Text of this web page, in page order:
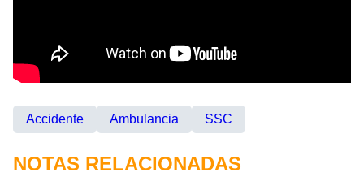
Accidente Ambulancia SSC
NOTAS RELACIONADAS